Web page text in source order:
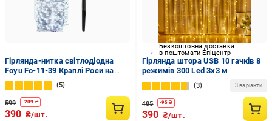
Гірлянда-нитка світлодіодна
Foyu Fo-11-39 Краплі Роси на
сонячній батареї
водонепроникна 10 м 100LED
Холодний білий (cfae088a)
5
599 -209 ₴
390 ₴/шт.
Безкоштовна доставка
в поштомати Епіцентр
Гірлянда штора USB 10 гачків 8
режимів 300 Led 3х3 м
3 3 варіанти
485 -95 ₴
390 ₴/шт.